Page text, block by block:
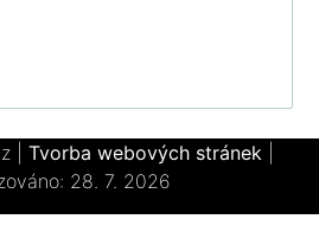
Tvorba webových stránek
28. 7. 2026